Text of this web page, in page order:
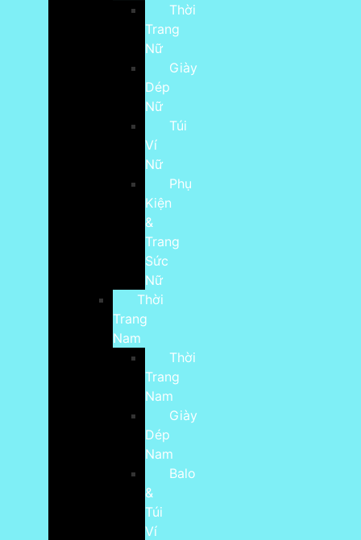
Thời
Trang
Nữ
Giày
Dép
Nữ
Túi
Ví
Nữ
Phụ
Kiện
&
Trang
Sức
Nữ
Thời
Trang
Nam
Thời
Trang
Nam
Giày
Dép
Nam
Balo
&
Túi
Ví